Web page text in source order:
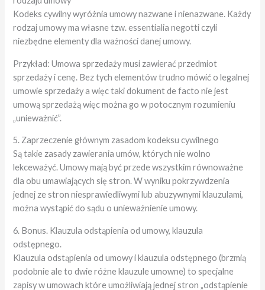
Kodeks cywilny wyróżnia umowy nazwane i nienazwane. Każdy
rodzaj umowy ma własne tzw. essentialia negotti czyli
niezbędne elementy dla ważności danej umowy.
Przykład: Umowa sprzedaży musi zawierać przedmiot
sprzedaży i cenę. Bez tych elementów trudno mówić o legalnej
umowie sprzedaży a więc taki dokument de facto nie jest
umową sprzedażą więc można go w potocznym rozumieniu
„unieważnić”.
5. Zaprzeczenie głównym zasadom kodeksu cywilnego
Są takie zasady zawierania umów, których nie wolno
lekceważyć. Umowy mają być przede wszystkim równoważne
dla obu umawiających się stron. W wyniku pokrzywdzenia
jednej ze stron niesprawiedliwymi lub abuzywnymi klauzulami,
można wystąpić do sądu o unieważnienie umowy.
6. Bonus. Klauzula odstąpienia od umowy, klauzula
odstępnego.
Klauzula odstąpienia od umowy i klauzula odstępnego (brzmią
podobnie ale to dwie różne klauzule umowne) to specjalne
zapisy w umowach które umożliwiają jednej stron „odstąpienie